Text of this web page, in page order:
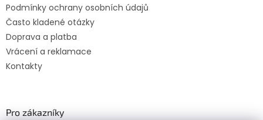
Podmínky ochrany osobních údajů
Často kladené otázky
Doprava a platba
Vrácení a reklamace
Kontakty
Pro zákazníky